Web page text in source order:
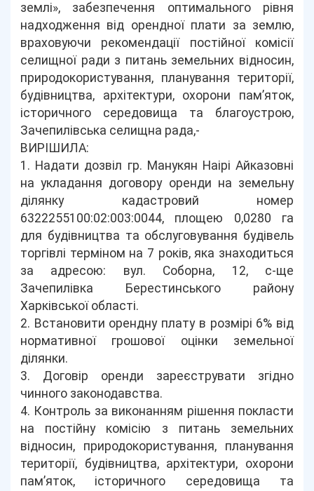
землі», забезпечення оптимального рівня
надходження від орендної плати за землю,
враховуючи рекомендації постійної комісії
селищної ради з питань земельних відносин,
природокористування, планування території,
будівництва, архітектури, охорони пам’яток,
історичного середовища та благоустрою,
Зачепилівська селищна рада,-
ВИРІШИЛА:
1. Надати дозвіл гр. Манукян Наірі Айказовні
на укладання договору оренди на земельну
ділянку кадастровий номер
6322255100:02:003:0044, площею 0,0280 га
для будівництва та обслуговування будівель
торгівлі терміном на 7 років, яка знаходиться
за адресою: вул. Соборна, 12, с-ще
Зачепилівка Берестинського району
Харківської області.
2. Встановити орендну плату в розмірі 6% від
нормативної грошової оцінки земельної
ділянки.
3. Договір оренди зареєструвати згідно
чинного законодавства.
4. Контроль за виконанням рішення покласти
на постійну комісію з питань земельних
відносин, природокористування, планування
території, будівництва, архітектури, охорони
пам’яток, історичного середовища та